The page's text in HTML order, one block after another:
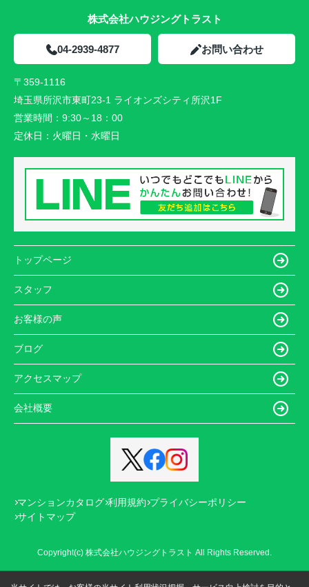
株式会社ハウジングトラスト
04-2939-4877 お問い合わせ
〒359-1116
埼玉県所沢市東町23-1 ライオンズシティ所沢1F
営業時間： 9:30～18：00
定休日： 火曜日・水曜日
トップページ
スタッフ
お客様の声
ブログ
アクセスマップ
会社概要
マンションカタログ 利用規約 プライバシーポリシー
サイトマップ
Copyright(c) 株式会社ハウジングトラスト All Rights Reserved.